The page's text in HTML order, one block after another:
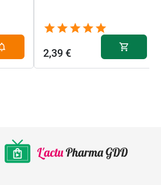
2,39 €